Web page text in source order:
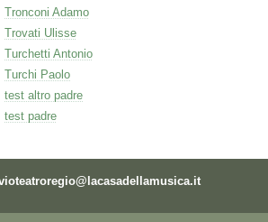
Tronconi Adamo
Trovati Ulisse
Turchetti Antonio
Turchi Paolo
test altro padre
test padre